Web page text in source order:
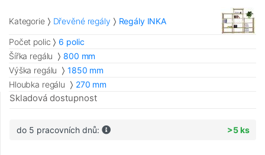
Kategorie Dřevěné regály Regály INKA
Počet polic
6 polic
Šířka regálu
800 mm
Výška regálu
1850 mm
Hloubka regálu
270 mm
Skladová dostupnost
do 5 pracovních dnů: >5 ks